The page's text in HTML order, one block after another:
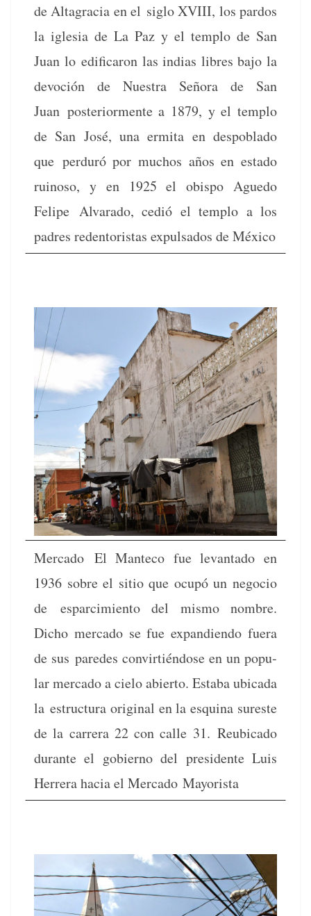
de Alt­a­gra­cia en el siglo XVIII, los par­dos
la igle­sia de La Paz y el tem­p­lo de San
Juan lo edi­fi­caron las indias libres bajo la
devo­ción de Nues­tra Seño­ra de San
Juan pos­te­ri­or­mente a 1879, y el tem­p­lo
de San José, una ermi­ta en despobla­do
que per­duró por muchos años en esta­do
ruinoso, y en 1925 el obis­po Ague­do
Felipe Alvara­do, cedió el tem­p­lo a los
padres reden­toris­tas expul­sa­dos de México
Mer­ca­do El Man­te­co fue lev­an­ta­do en
1936 sobre el sitio que ocupó un nego­cio
de esparcimien­to del mis­mo nom­bre.
Dicho mer­ca­do se fue expan­di­en­do fuera
de sus pare­des con­vir­tién­dose en un pop­u­
lar mer­ca­do a cielo abier­to. Esta­ba ubi­ca­da
la estruc­tura orig­i­nal en la esquina sureste
de la car­rera 22 con calle 31. Reubi­ca­do
durante el gob­ier­no del pres­i­dente Luis
Her­rera hacia el Mer­ca­do Mayorista